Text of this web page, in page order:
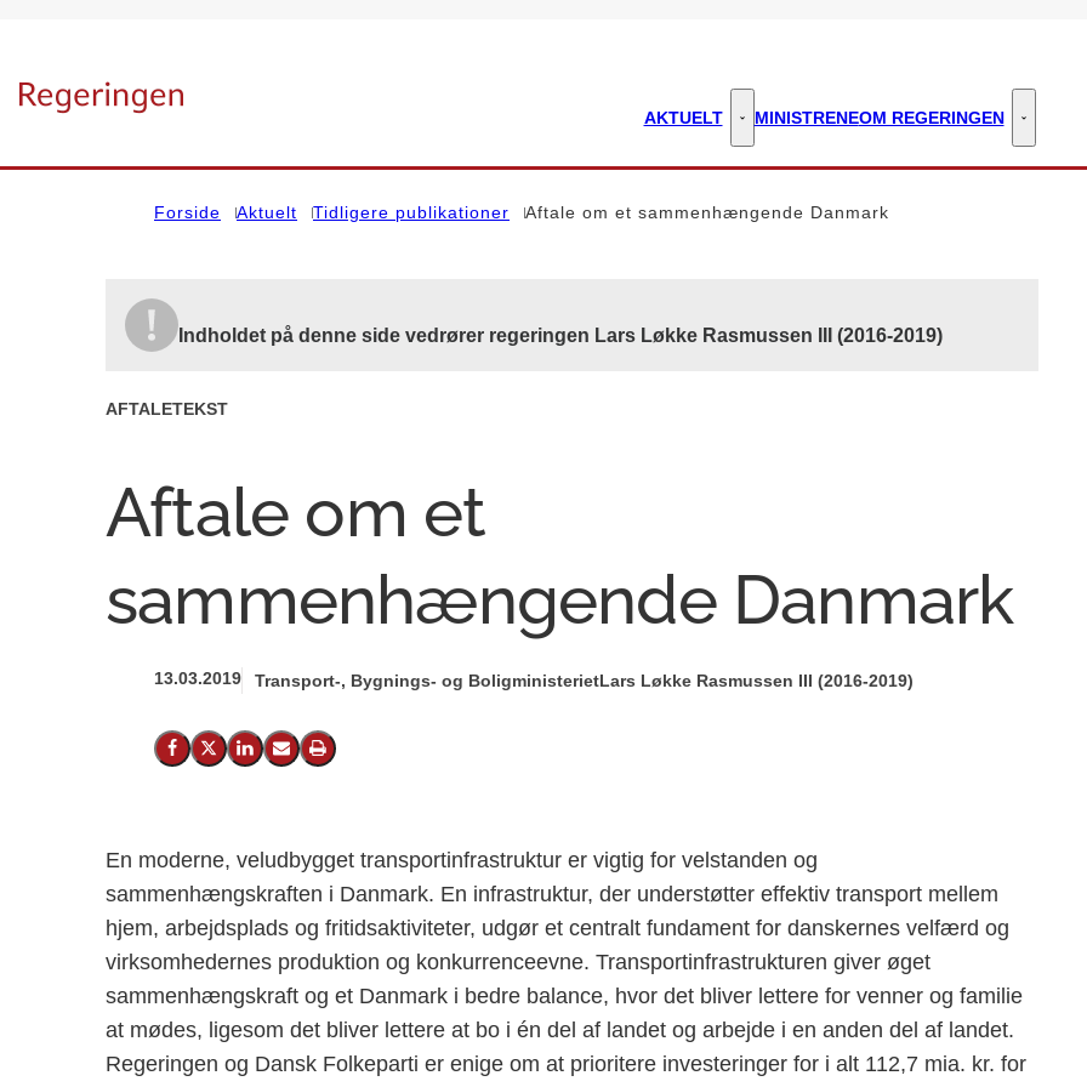
AKTUELT Aktuelt - Flere links
MINISTRENEOM REGERINGEN Om
Forside Aktuelt Tidligere publikationer Aftale om et sammenhængende Danmark
Indholdet på denne side vedrører regeringen Lars Løkke Rasmussen III (2016-2019)
AFTALETEKST
Aftale om et
sammenhængende Danmark
13.03.2019 Transport-, Bygnings- og BoligministerietLars Løkke Rasmussen III (2016-2019)
Del på Facebook
Del på X (Twitter)
Del på LinkedIn
Send email
Print
En moderne, veludbygget transportinfrastruktur er vigtig for velstanden og
sammenhængskraften i Danmark. En infrastruktur, der understøtter effektiv transport mellem
hjem, arbejdsplads og fritidsaktiviteter, udgør et centralt fundament for danskernes velfærd og
virksomhedernes produktion og konkurrenceevne. Transportinfrastrukturen giver øget
sammenhængskraft og et Danmark i bedre balance, hvor det bliver lettere for venner og familie
at mødes, ligesom det bliver lettere at bo i én del af landet og arbejde i en anden del af landet.
Regeringen og Dansk Folkeparti er enige om at prioritere investeringer for i alt 112,7 mia. kr. for